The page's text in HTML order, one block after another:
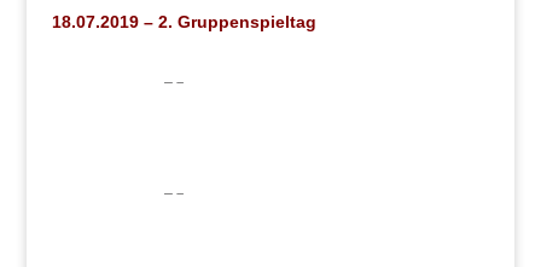
18.07.2019 – 2. Gruppenspieltag